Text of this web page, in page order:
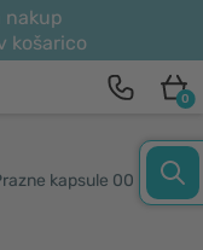
nakup
košarico
0
Prazne kapsule 00 - odporne, veganske